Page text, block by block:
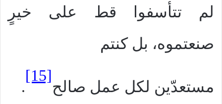
لم تتأسفوا قط على خيرٍ
صنعتموه، بل كنتم
مستعدّين لكل عمل صالح
[15]
.